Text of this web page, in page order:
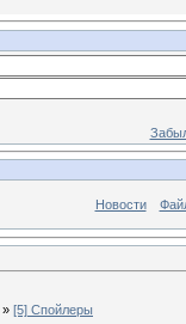
Новости
» [5] Спойлеры